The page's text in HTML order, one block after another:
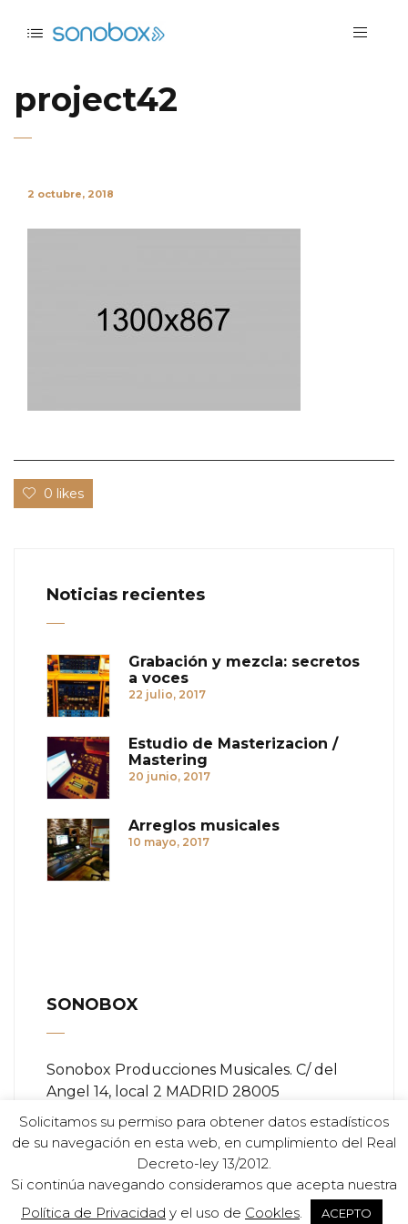
project42
2 octubre, 2018
0 likes
Noticias recientes
Grabación y mezcla: secretos
a voces
22 julio, 2017
Estudio de Masterizacion /
Mastering
20 junio, 2017
Arreglos musicales
10 mayo, 2017
SONOBOX
Sonobox Producciones Musicales. C/ del
Angel 14, local 2 MADRID 28005
Teléfono:+ (34) 91 366 84 11
Email: info@sonobox.es
Solicitamos su permiso para obtener datos estadísticos
de su navegación en esta web, en cumplimiento del Real
Decreto-ley 13/2012.
Si continúa navegando consideramos que acepta nuestra
Política de Privacidad y el uso de Cookles. ACEPTO